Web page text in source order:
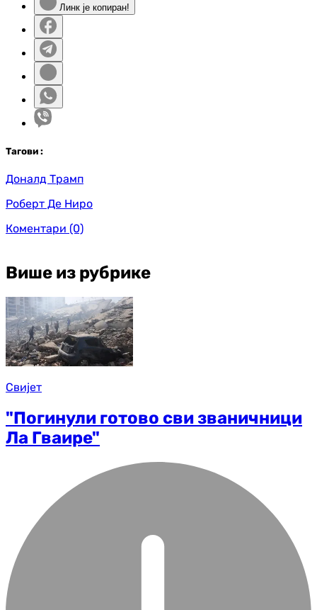
Линк је копиран!
Тагови :
Доналд Трамп
Роберт Де Ниро
Коментари (0)
Више из рубрике
Свијет
"Погинули готово сви званичници
Ла Гваире"